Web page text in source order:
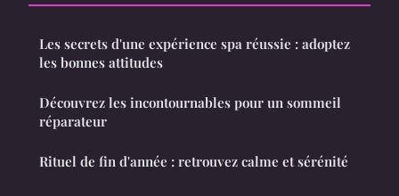
Les secrets d'une expérience spa réussie : adoptez
les bonnes attitudes
Découvrez les incontournables pour un sommeil
réparateur
Rituel de fin d'année : retrouvez calme et sérénité